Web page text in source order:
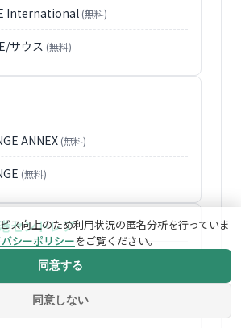
International (無料)
サウス (無料)
ANNEX (無料)
(無料)
セントレア
(無料)
ミアムラウンジ(無料)
ス向上のため利用状況の匿名分析を行っていま
シーポリシーをご覧ください。
同意しない
同意する